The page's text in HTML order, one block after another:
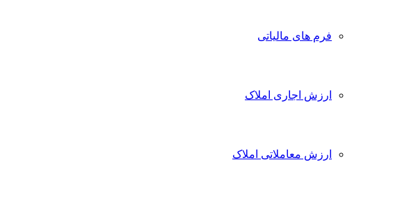
فرم های مالیاتی
ارزش اجاری املاک
ارزش معاملاتی املاک